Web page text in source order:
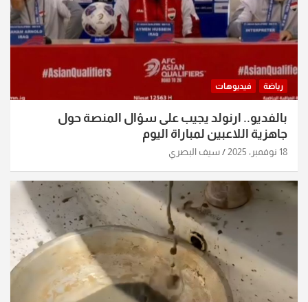
رياضة فيديوهات
بالفديو.. ارنولد يجيب على سؤال المنصة حول
جاهزية اللاعبين لمباراة اليوم
18 نوفمبر، 2025 سيف البصري